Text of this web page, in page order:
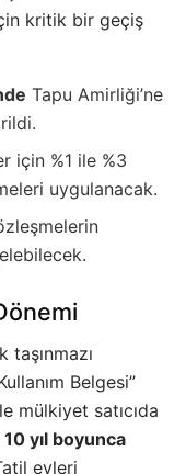
kritik bir geçiş
Tapu Amirliği’ne
için %1 ile %3
uygulanacak.
taşınmazı
Belgesi”
mülkiyet satıcıda
10 yıl boyunca
evleri